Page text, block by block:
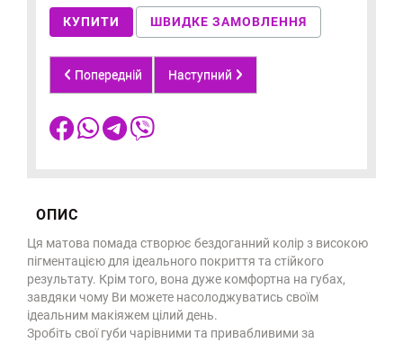
КУПИТИ ШВИДКЕ ЗАМОВЛЕННЯ
Попередній Наступний
ОПИС
Ця матова помада створює бездоганний колір з високою
пігментацією для ідеального покриття та стійкого
результату. Крім того, вона дуже комфортна на губах,
завдяки чому Ви можете насолоджуватись своїм
ідеальним макіяжем цілий день.
Зробіть свої губи чарівними та привабливими за